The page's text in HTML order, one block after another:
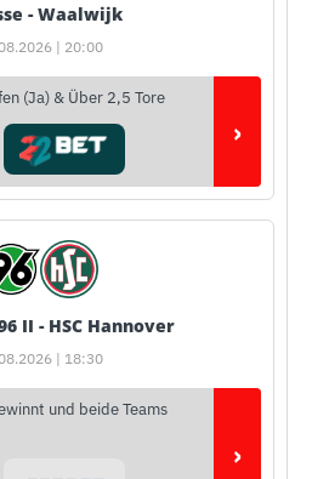
- Waalwijk
| 20:00
(Ja) & Über 2,5 Tore
›
II - HSC Hannover
| 18:30
und beide Teams
›